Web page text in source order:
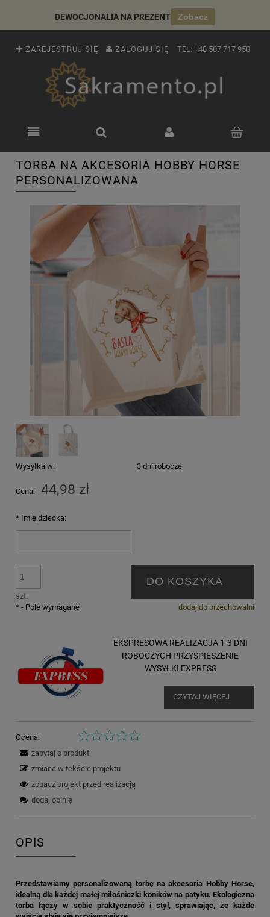
DEWOCJONALIA NA PREZENT Zobacz
ZAREJESTRUJ SIĘ ZALOGUJ SIĘ TEL: +48 507 717 950
TORBA NA AKCESORIA HOBBY HORSE
PERSONALIZOWANA
Wysyłka w: 3 dni robocze
Cena: 44,98 zł
* Imię dziecka:
szt.
DO KOSZYKA
dodaj do przechowalni
* - Pole wymagane
EKSPRESOWA REALIZACJA 1-3 DNI
ROBOCZYCH PRZYSPIESZENIE
WYSYŁKI EXPRESS
CZYTAJ WIĘCEJ
Ocena:
zapytaj o produkt
zmiana w tekście projektu
zobacz projekt przed realizacją
dodaj opinię
OPIS
Przedstawiamy personalizowaną torbę na akcesoria Hobby Horse,
idealną dla każdej małej miłośniczki koników na patyku. Ekologiczna
torba łączy w sobie praktyczność i styl, sprawiając, że każde